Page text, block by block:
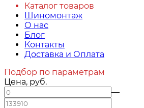
Каталог товаров
Шиномонтаж
О нас
Блог
Контакты
Доставка и Оплата
Подбор по параметрам
Цена, руб.
—